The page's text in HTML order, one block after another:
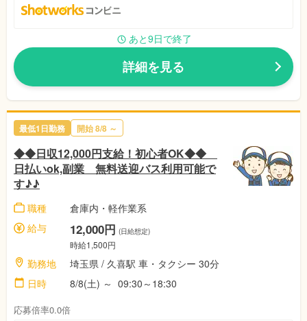
あと9日で終了
詳細を見る
最低1日勤務 開始 8/8 ～
◆◆日収12,000円支給！初心者OK◆◆
日払いok,副業 無料送迎バス利用可能で
す♪♪
職種
倉庫内・軽作業系
給与
12,000円 (日給想定)
時給1,500円
勤務地
埼玉県 / 久喜駅 車・タクシー 30分
日時
8/8(土) ～ 09:30～18:30
応募倍率0.0倍